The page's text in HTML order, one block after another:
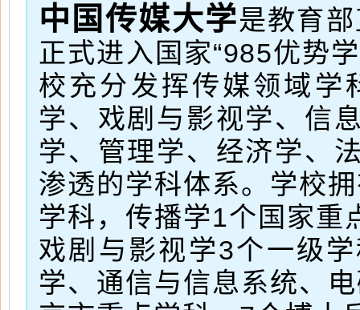
中国传媒大学是教育
正式进入国家“985优势
校充分发挥传媒领域学
学、戏剧与影视学、信
学、管理学、经济学、
渗透的学科体系。学校
学科，传播学1个国家重
戏剧与影视学3个一级
学、通信与信息系统、